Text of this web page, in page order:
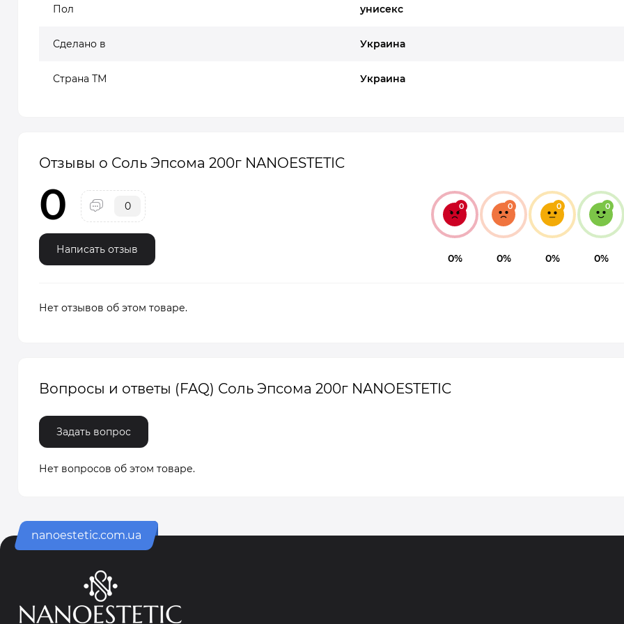
Пол унисекс
Сделано в Украина
Страна ТМ Украина
Отзывы о Соль Эпсома 200г NANOESTETIC
0 0
Написать отзыв
0
0%
0
0%
0
0%
0
0%
Нет отзывов об этом товаре.
Вопросы и ответы (FAQ) Соль Эпсома 200г NANOESTETIC
Задать вопрос
Нет вопросов об этом товаре.
nanoestetic.com.ua